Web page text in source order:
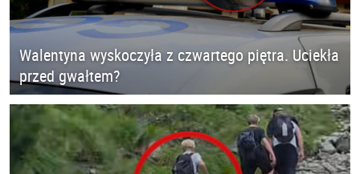
Walentyna wyskoczyła z czwartego piętra. Uciekła
przed gwałtem?